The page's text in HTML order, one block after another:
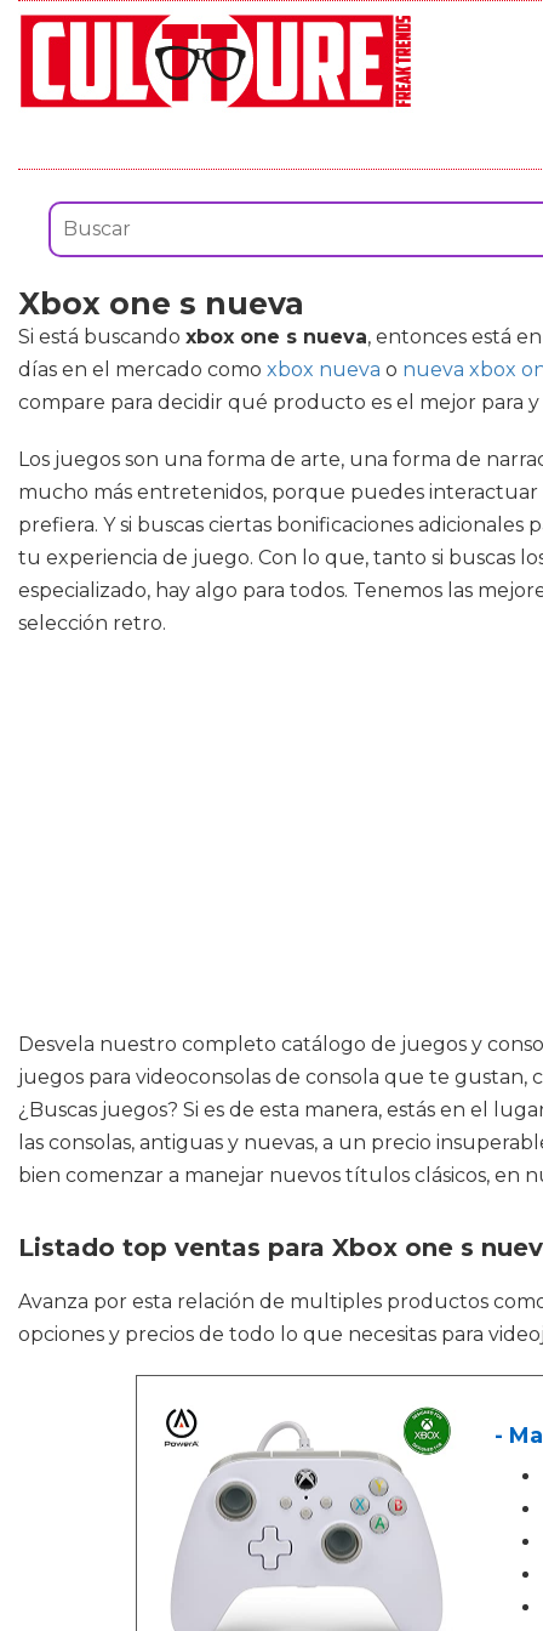
Xbox one s nueva
Si está buscando xbox one s nueva, entonces está
días en el mercado como xbox nueva o nueva xbox
compare para decidir qué producto es el mejor para
Los juegos son una forma de arte, una forma de
mucho más entretenidos, porque puedes interactuar
prefiera. Y si buscas ciertas bonificaciones
tu experiencia de juego. Con lo que, tanto si buscas
especializado, hay algo para todos. Tenemos las
selección retro.
Desvela nuestro completo catálogo de juegos y
juegos para videoconsolas de consola que te gustan,
¿Buscas juegos? Si es de esta manera, estás en el
las consolas, antiguas y nuevas, a un precio
bien comenzar a manejar nuevos títulos clásicos, en
Listado top ventas para Xbox one s
Avanza por esta relación de multiples productos
opciones y precios de todo lo que necesitas para
-